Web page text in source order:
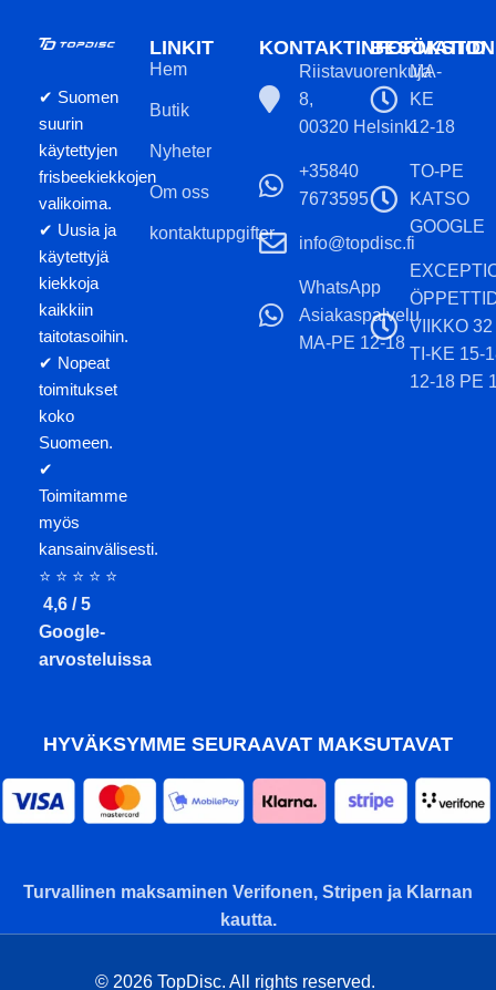
✔ Suomen
suurin
käytettyjen
frisbeekiekkojen
valikoima.
✔ Uusia ja
käytettyjä
kiekkoja
kaikkiin
taitotasoihin.
✔ Nopeat
toimitukset
koko
Suomeen.
✔
Toimitamme
myös
kansainvälisesti.
⭐ ⭐ ⭐ ⭐ ⭐
4,6 / 5
Google-
arvosteluissa
LINKIT
Hem
Butik
Nyheter
Om oss
kontaktuppgifter
KONTAKTINFORMATION
Riistavuorenkuja
8,
00320 Helsinki
+35840
7673595
info@topdisc.fi
WhatsApp
Asiakaspalvelu
MA-PE 12-18
BESÖKSTID
MA-
KE
12-18
TO-PE
KATSO
GOOGLE
VIIKKO 32
TI-KE 15-
12-18 PE
HYVÄKSYMME SEURAAVAT MAKSUTAVAT
Turvallinen maksaminen Verifonen, Stripen ja Klarnan
kautta.
© 2026 TopDisc. All rights reserved.